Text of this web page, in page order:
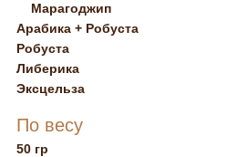
Марагоджип
Арабика + Робуста
Робуста
Либерика
Эксцельза
По весу
50 гр